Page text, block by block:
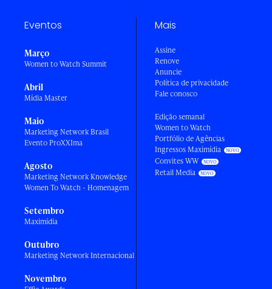
Eventos
Março
Women to Watch Summit
Abril
Mídia Master
Maio
Marketing Network Brasil
Evento ProXXIma
Agosto
Marketing Network Knowledge
Women To Watch - Homenagem
Setembro
Maximídia
Outubro
Marketing Network Internacional
Novembro
Mais
Assine
Renove
Anuncie
Política de privacidade
Fale conosco
Edição semanal
Women to Watch
Portfólio de Agências
Ingressos Maximídia
Convites WW
Retail Media